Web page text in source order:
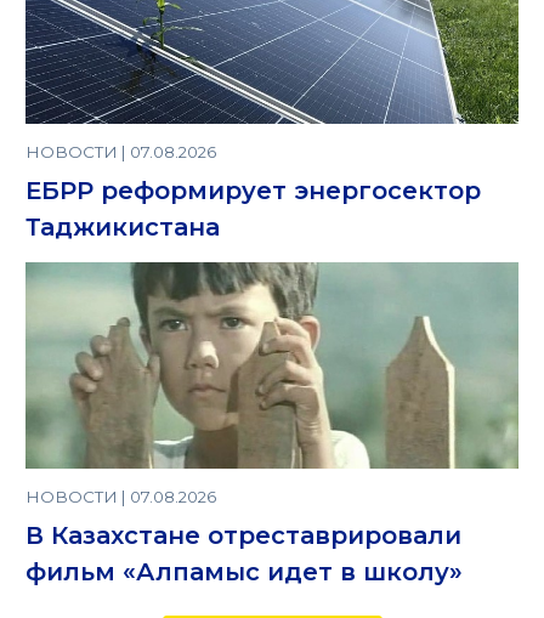
НОВОСТИ | 07.08.2026
ЕБРР реформирует энергосектор
Таджикистана
НОВОСТИ | 07.08.2026
В Казахстане отреставрировали
фильм «Алпамыс идет в школу»